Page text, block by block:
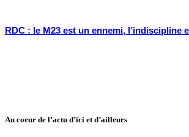
RDC : le M23 est un ennemi, l’indiscipline
Au coeur de l’actu d’ici et d’ailleurs